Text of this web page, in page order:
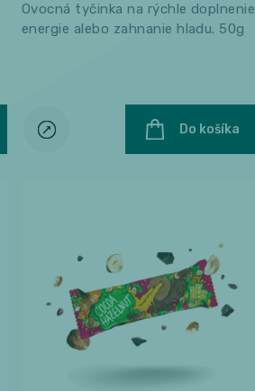
Ovocná tyčinka na rýchle doplnenie
energie alebo zahnanie hladu. 50g
Do košíka